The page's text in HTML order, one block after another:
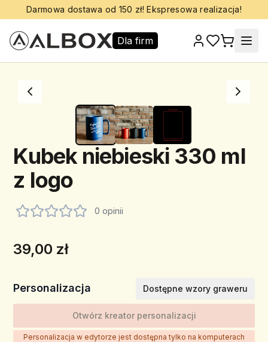
Darmowa dostawa od 150 zł! Ekspresowa realizacja!
Dla firm
Kubek niebieski 330 ml
z logo
0 opinii
39,00 zł
Personalizacja Dostępne wzory graweru
Otwórz kreator personalizacji
Personalizacja w edytorze jest dostępna tylko na komputerach